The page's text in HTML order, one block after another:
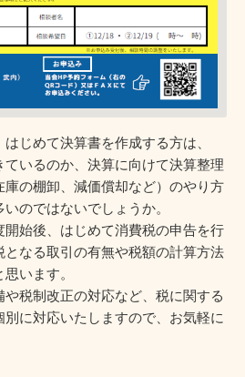
じめて決算書を作成する方は、
ているのか、決算に向けて決算整理
庫の棚卸、減価償却など）のやり方
のではないでしょうか。
始後、はじめて消費税の申告を行
となる取引の有無や税額の計算方法
います。
税制改正の対応など、税に関する
に対応いたしますので、お気軽に